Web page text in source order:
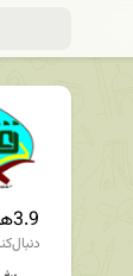
3.9هزار